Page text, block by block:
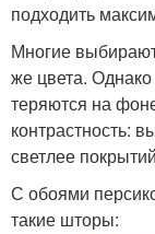
подходить
Многие
же цвета.
теряются на
контрастность:
светлее
С обоями
такие шторы: